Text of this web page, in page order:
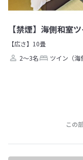
【禁煙】海側和室
【広さ】10畳
2～3名
ツイン（海
この